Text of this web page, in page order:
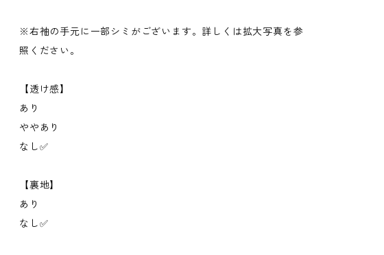
※右袖の手元に一部シミがございます。詳しくは拡大写真を参
照ください。
【透け感】
あり
ややあり
なし✅
【裏地】
あり
なし✅